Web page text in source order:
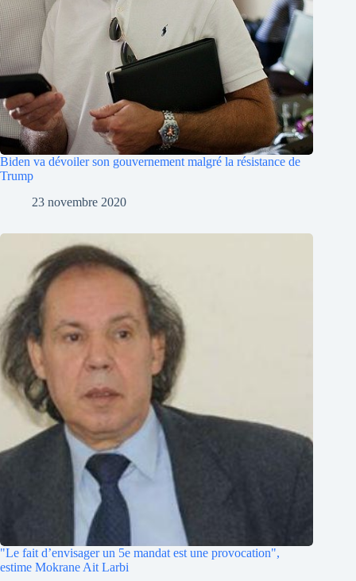
Biden va dévoiler son gouvernement malgré la résistance de
Trump
23 novembre 2020
"Le fait d’envisager un 5e mandat est une provocation",
estime Mokrane Ait Larbi